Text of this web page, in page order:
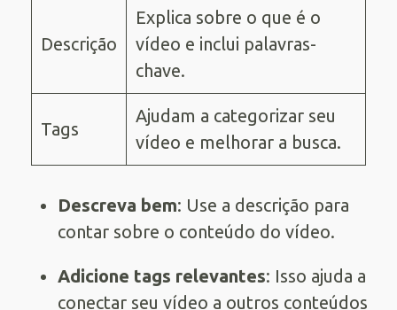
Descrição
Explica sobre o que é o
vídeo e inclui palavras-
chave.
Tags
Ajudam a categorizar seu
vídeo e melhorar a busca.
Descreva bem: Use a descrição para
contar sobre o conteúdo do vídeo.
Adicione tags relevantes: Isso ajuda a
conectar seu vídeo a outros conteúdos